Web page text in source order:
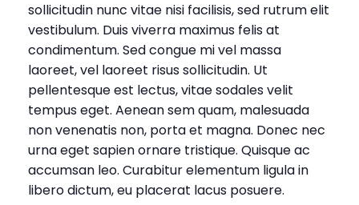
sollicitudin nunc vitae nisi facilisis, sed rutrum elit
vestibulum. Duis viverra maximus felis at
condimentum. Sed congue mi vel massa
laoreet, vel laoreet risus sollicitudin. Ut
pellentesque est lectus, vitae sodales velit
tempus eget. Aenean sem quam, malesuada
non venenatis non, porta et magna. Donec nec
urna eget sapien ornare tristique. Quisque ac
accumsan leo. Curabitur elementum ligula in
libero dictum, eu placerat lacus posuere.